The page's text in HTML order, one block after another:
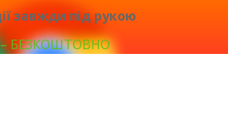
завжди під рукою
– БЕЗКОШТОВНО